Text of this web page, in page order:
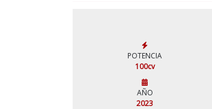
POTENCIA
100cv
AÑO
2023